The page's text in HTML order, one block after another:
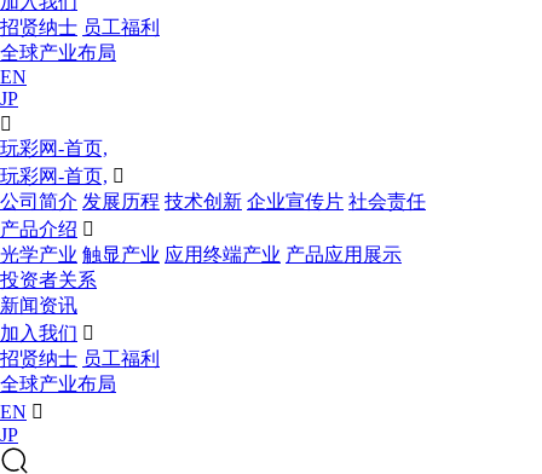
招贤纳士 员工福利
全球产业布局
EN
JP

玩彩网-首页,
玩彩网-首页, 
公司简介 发展历程 技术创新 企业宣传片 社会责任
产品介绍 
光学产业 触显产业 应用终端产业 产品应用展示
投资者关系
新闻资讯
加入我们 
招贤纳士 员工福利
全球产业布局
EN 
JP